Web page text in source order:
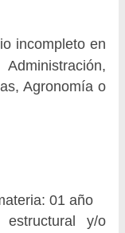
incompleto en
Agronomía o
01 año
y/o